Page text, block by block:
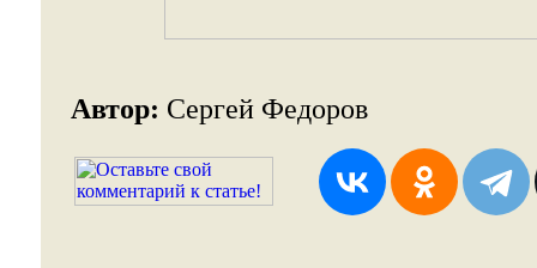
Автор: Сергей Федоров